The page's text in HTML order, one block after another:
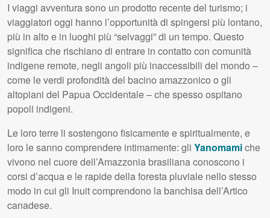
I viaggi avventura sono un prodotto recente del turismo; i
viaggiatori oggi hanno l’opportunità di spingersi più lontano,
più in alto e in luoghi più “selvaggi” di un tempo. Questo
significa che rischiano di entrare in contatto con comunità
indigene remote, negli angoli più inaccessibili del mondo –
come le verdi profondità del bacino amazzonico o gli
altopiani del Papua Occidentale – che spesso ospitano
popoli indigeni.
Le loro terre li sostengono fisicamente e spiritualmente, e
loro le sanno comprendere intimamente: gli Yanomamiche
vivono nel cuore dell’Amazzonia brasiliana conoscono i
corsi d’acqua e le rapide della foresta pluviale nello stesso
modo in cui gli Inuit comprendono la banchisa dell’Artico
canadese.